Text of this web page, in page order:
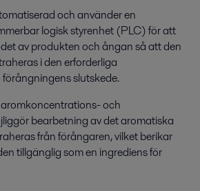
och använder en
logisk styrenhet (PLC) för att
av produkten och ångan så att den
i den erforderliga
slutskede.
och
bearbetning av det aromatiska
från förångaren, vilket berikar
tillgänglig som en ingrediens för